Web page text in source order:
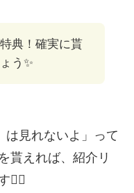
典！確実に貰
う✨
は見れないよ」って
貰えれば、紹介リ
🙆‍♀️